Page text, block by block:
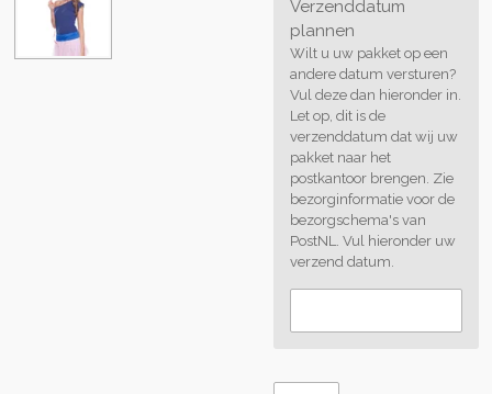
Verzenddatum
plannen
Wilt u uw pakket op een
andere datum versturen?
Vul deze dan hieronder in.
Let op, dit is de
verzenddatum dat wij uw
pakket naar het
postkantoor brengen. Zie
bezorginformatie voor de
bezorgschema's van
PostNL. Vul hieronder uw
verzend datum.